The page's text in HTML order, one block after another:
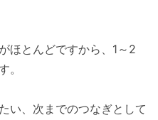
ほとんどですから、1～2
。
い、次までのつなぎとして